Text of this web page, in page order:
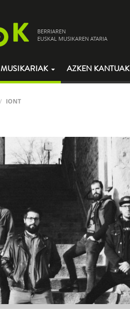
BERRIAREN
EUSKAL MUSIKAREN ATARIA
MUSIKARIAK AZKEN KANTUAK
IONT